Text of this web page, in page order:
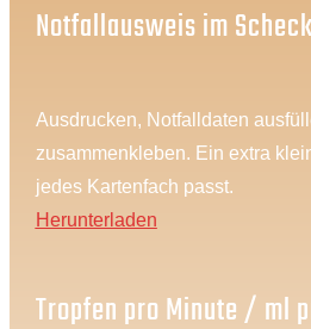
Notfallausweis im
Ausdrucken, Notfalldaten
zusammenkleben. Ein extra
jedes Kartenfach passt.
Herunterladen
Tropfen pro Minute / ml